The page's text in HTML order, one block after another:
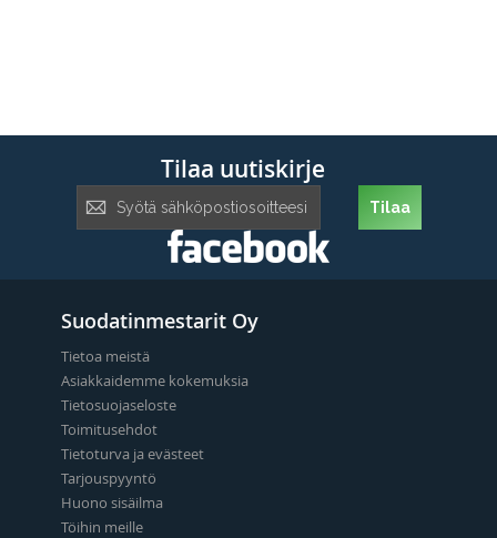
Tilaa uutiskirje
uutiskirje:
Tilaa
Suodatinmestarit Oy
Tietoa meistä
Asiakkaidemme kokemuksia
Tietosuojaseloste
Toimitusehdot
Tietoturva ja evästeet
Tarjouspyyntö
Huono sisäilma
Töihin meille